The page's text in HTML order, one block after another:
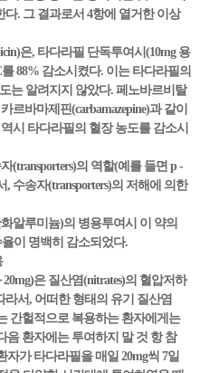
. 그 결과로서 4항에 열거한 이상
은, 타다라필 단독투여시(10mg 용
88% 감소시켰다. 이는 타다라필의
는 알려지지 않았다. 페노바르비탈
르바마제핀(carbamazepine)과 같이
시 타다라필의 혈장 농도를 감소시
(transporters)의 역할(예를 들면 p -
, 수송자(transporters)의 저해에 의한
알루미늄)의 병용투여시 이 약의
이 명백히 감소되었다.
은 질산염(nitrates)의 혈압저하
서, 어떠한 형태의 유기 질산염
간헐적으로 복용하는 환자에게는
음 환자에는 투여하지 말 것 항 참
자가 타다라필을 매일 20mg씩 7일